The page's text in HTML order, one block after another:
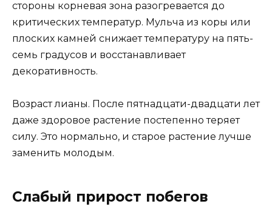
стороны корневая зона разогревается до
критических температур. Мульча из коры или
плоских камней снижает температуру на пять-
семь градусов и восстанавливает
декоративность.
Возраст лианы. После пятнадцати-двадцати лет
даже здоровое растение постепенно теряет
силу. Это нормально, и старое растение лучше
заменить молодым.
Слабый прирост побегов